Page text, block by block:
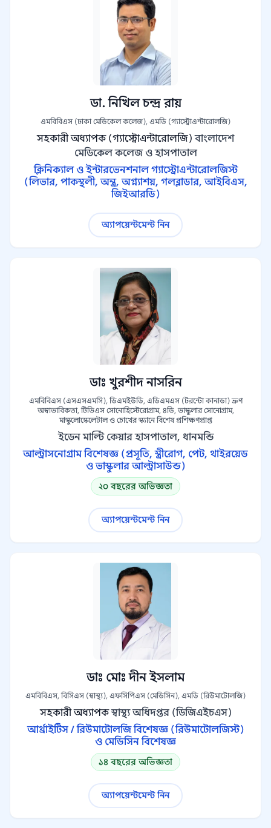
ডা. নিখিল চন্দ্র রায়
এমবিবিএস (ঢাকা মেডিকেল কলেজ), এমডি (গ্যাস্ট্রোএন্টারোলজি)
সহকারী অধ্যাপক (গ্যাস্ট্রোএন্টারোলজি) বাংলাদেশ
মেডিকেল কলেজ ও হাসপাতাল
ক্লিনিক্যাল ও ইন্টারভেনশনাল গ্যাস্ট্রোএন্টারোলজিস্ট
(লিভার, পাকস্থলী, অন্ত্র, অগ্ন্যাশয়, গলব্লাডার, আইবিএস,
জিইআরডি)
অ্যাপয়েন্টমেন্ট নিন
ডাঃ খুরশীদ নাসরিন
এমবিবিএস (এসএসএমসি), ডিএমইউডি, এডিএমএস (টরন্টো কানাডা) ভ্রুণ
অস্বাভাবিকতা, টিভিএস সোনোহিস্টেরোগ্রাম, ৪ডি, ভাস্কুলার সোনোগ্রাম,
মাস্কুলোস্কেলেটাল ও চোখের স্ক্যানে বিশেষ প্রশিক্ষণপ্রাপ্ত
ইডেন মাল্টি কেয়ার হাসপাতাল, ধানমন্ডি
আল্ট্রাসনোগ্রাম বিশেষজ্ঞ (প্রসূতি, স্ত্রীরোগ, পেট, থাইরয়েড
ও ভাস্কুলার আল্ট্রাসাউন্ড)
২০ বছরের অভিজ্ঞতা
অ্যাপয়েন্টমেন্ট নিন
ডাঃ মোঃ দীন ইসলাম
এমবিবিএস, বিসিএস (স্বাস্থ্য), এফসিপিএস (মেডিসিন), এমডি (রিউমাটোলজি)
সহকারী অধ্যাপক স্বাস্থ্য অধিদপ্তর (ডিজিএইচএস)
আর্থ্রাইটিস / রিউমাটোলজি বিশেষজ্ঞ (রিউমাটোলজিস্ট)
ও মেডিসিন বিশেষজ্ঞ
১৪ বছরের অভিজ্ঞতা
অ্যাপয়েন্টমেন্ট নিন